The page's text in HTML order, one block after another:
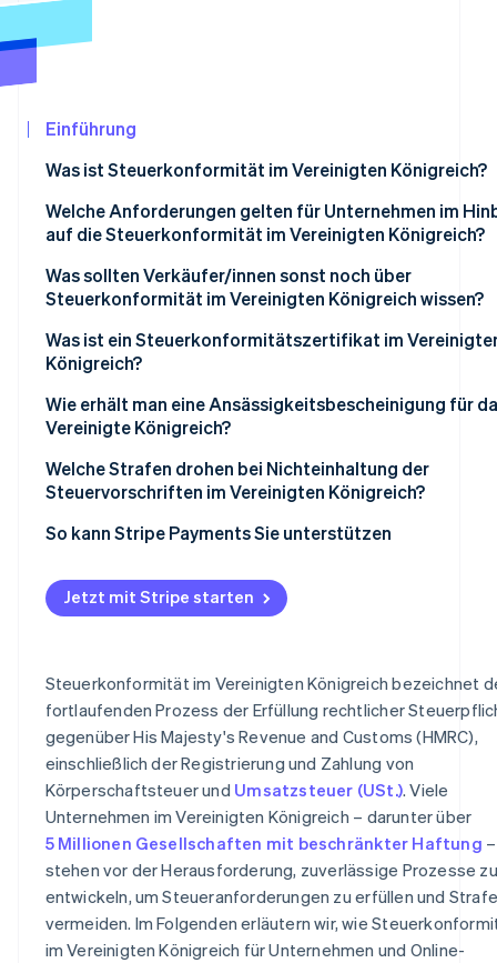
Betrugsprävention
Atlas
Stripe-Sessions 2026
Erfahren Sie, wie Stripe Lösungen für die
Jetzt ansehen
Einführung
Was ist Steuerkonformität im Vereinigten Königreich?
Welche Anforderungen gelten für Unternehmen im
auf die Steuerkonformität im Vereinigten Königreich?
Was sollten Verkäufer/innen sonst noch über
Steuerkonformität im Vereinigten Königreich wissen?
Sich für Umsatzsteuer registrieren
Making Tax Digital (MTD) erfüllen
Umsatzsteuer für inländische Online-Verkäufe
Umsatzsteuer auf importierte Waren mit niedrigem
hohem Wert berücksichtigen
Reverse-Charge-Regelungen für ausländische
Dienstleistungen anwenden
Ausreichende Aufzeichnungen für HMRC-Prüfungen
führen
Was ist ein Steuerkonformitätszertifikat im
Königreich?
Wie erhält man eine Ansässigkeitsbescheinigung für
Vereinigte Königreich?
Welche Strafen drohen bei Nichteinhaltung der
Steuervorschriften im Vereinigten Königreich?
So kann Stripe Payments Sie unterstützen
Jetzt mit Stripe starten
Steuerkonformität im Vereinigten Königreich bezeichnet
fortlaufenden Prozess der Erfüllung rechtlicher
gegenüber His Majesty's Revenue and Customs (HMRC),
einschließlich der Registrierung und Zahlung von
Körperschaftsteuer und Umsatzsteuer (USt.). Viele
Unternehmen im Vereinigten Königreich – darunter über
5 Millionen Gesellschaften mit beschränkter Haftung –
stehen vor der Herausforderung, zuverlässige Prozesse zu
entwickeln, um Steueranforderungen zu erfüllen und
vermeiden. Im Folgenden erläutern wir, wie
im Vereinigten Königreich für Unternehmen und Online-